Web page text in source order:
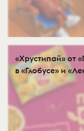
«Хрустипай» от
в «Глобусе» и